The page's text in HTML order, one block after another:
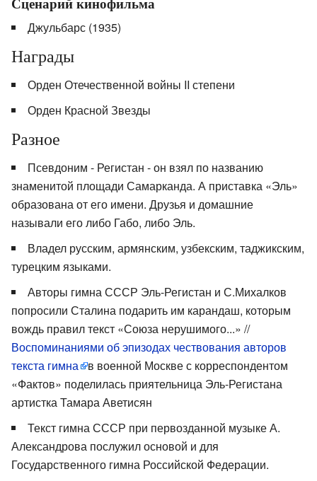
Джульбарс (1935)
Награды
Орден Отечественной войны II степени
Орден Красной Звезды
Разное
Псевдоним - Регистан - он взял по названию
знаменитой площади Самарканда. А приставка «Эль»
образована от его имени. Друзья и домашние
называли его либо Габо, либо Эль.
Владел русским, армянским, узбекским, таджикским,
турецким языками.
Авторы гимна СССР Эль-Регистан и С.Михалков
попросили Сталина подарить им карандаш, которым
вождь правил текст «Союза нерушимого...» //
Воспоминаниями об эпизодах чествования авторов
текста гимна
в военной Москве с корреспондентом
«Фактов» поделилась приятельница Эль-Регистана
артистка Тамара Аветисян
Текст гимна СССР при первозданной музыке А.
Александрова послужил основой и для
Государственного гимна Российской Федерации.